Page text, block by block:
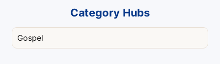
Category Hubs
Gospel